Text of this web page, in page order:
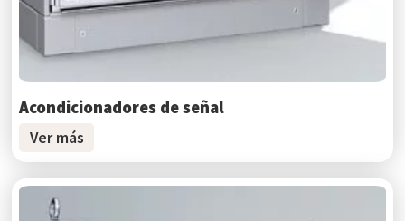
Acondicionadores de señal
Ver más